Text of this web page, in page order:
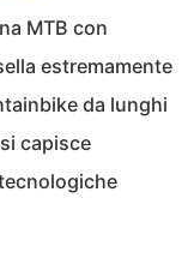
MTB con
estremamente
da lunghi
capisce